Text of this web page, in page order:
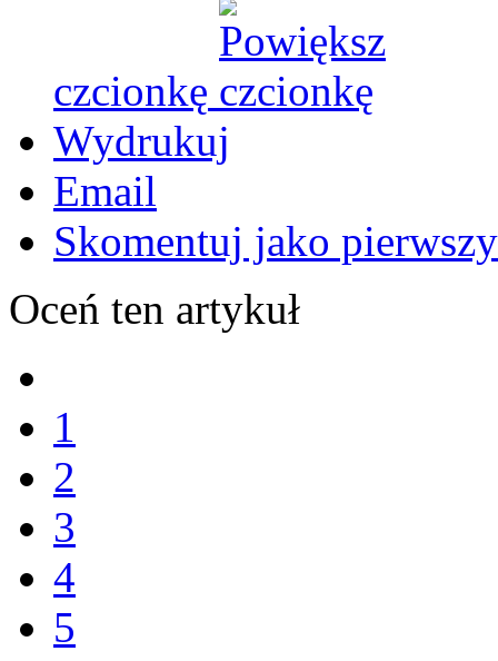
czcionkę
Wydrukuj
Email
Skomentuj jako
Oceń ten artykuł
1
2
3
4
5